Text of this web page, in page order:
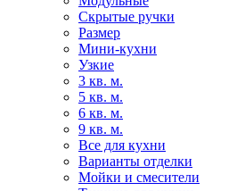
Скрытые ручки
Размер
Мини-кухни
Узкие
3 кв. м.
5 кв. м.
6 кв. м.
9 кв. м.
Все для кухни
Варианты отделки
Мойки и смесители